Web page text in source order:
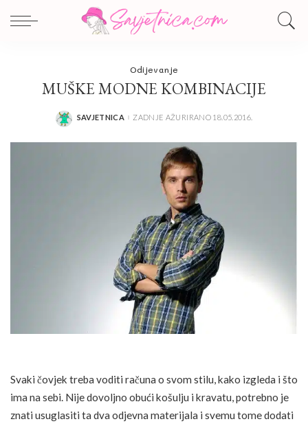
Odijevanje
MUŠKE MODNE KOMBINACIJE
POSTED
SAVJETNICA ZADNJE AŽURIRANO 18.05.2016.
Svaki čovjek treba voditi računa o svom stilu, kako izgleda i što
ima na sebi. Nije dovoljno obući košulju i kravatu, potrebno je
znati usuglasiti ta dva odjevna materijala i svemu tome dodati